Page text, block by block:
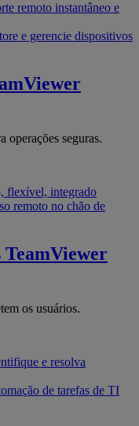
remoto instantâneo e
e gerencie dispositivos
operações seguras.
flexível, integrado
remoto no chão de
TeamViewer
os usuários.
e resolva
de tarefas de TI